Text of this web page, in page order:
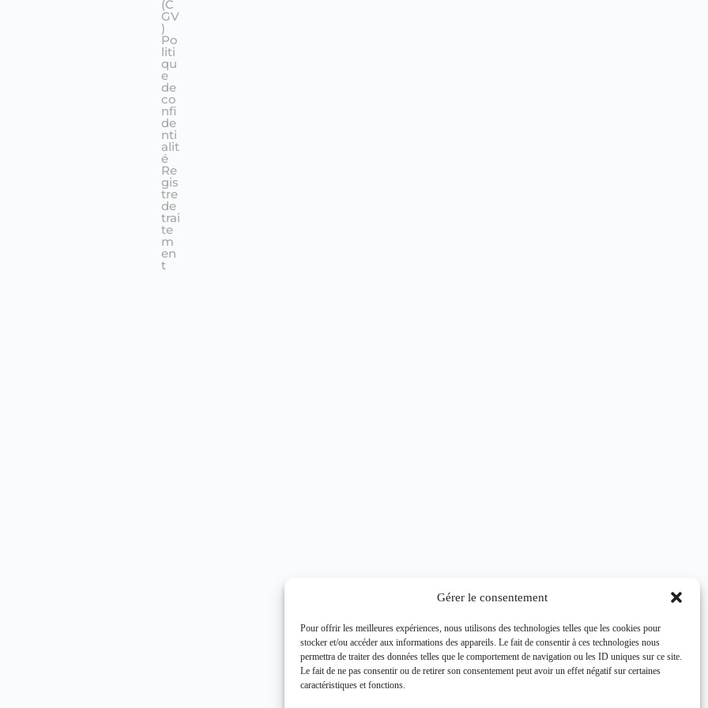
Gérer le consentement
Pour offrir les meilleures expériences, nous utilisons des technologies telles que les cookies pour
stocker et/ou accéder aux informations des appareils. Le fait de consentir à ces technologies nous
permettra de traiter des données telles que le comportement de navigation ou les ID uniques sur ce site.
Le fait de ne pas consentir ou de retirer son consentement peut avoir un effet négatif sur certaines
caractéristiques et fonctions.
(C
GV
)
Po
liti
qu
e
de
co
nfi
de
nti
alit
é
Re
gis
tre
de
trai
te
m
en
t